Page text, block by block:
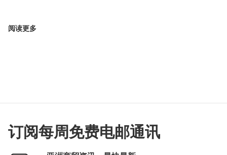
阅读更多
订阅每周免费电邮通讯